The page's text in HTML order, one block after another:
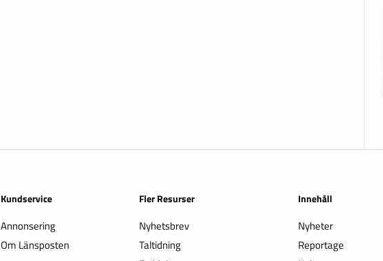
Kundservice
Annonsering
Om Länsposten
Fler Resurser
Nyhetsbrev
Taltidning
Innehåll
Nyheter
Reportage